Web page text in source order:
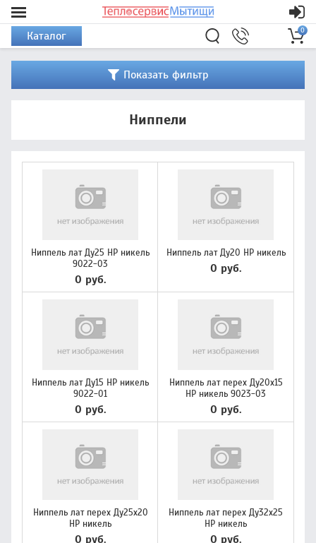
Каталог 0
Показать фильтр
Ниппели
Ниппель лат Ду25 НР никель
9022-03
0 руб.
Ниппель лат Ду20 НР никель
0 руб.
Ниппель лат Ду15 НР никель
9022-01
0 руб.
Ниппель лат перех Ду20х15
НР никель 9023-03
0 руб.
Ниппель лат перех Ду25х20
НР никель
0 руб.
Ниппель лат перех Ду32х25
НР никель
0 руб.